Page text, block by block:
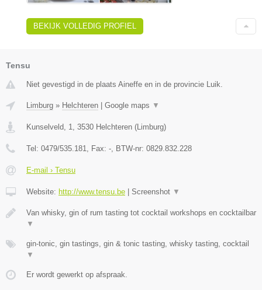
BEKIJK VOLLEDIG PROFIEL
Tensu
Niet gevestigd in de plaats Aineffe en in de provincie Luik.
Limburg » Helchteren Google maps ▼
Kunselveld, 1, 3530 Helchteren (Limburg)
Tel: 0479/535.181, Fax: -, BTW-nr: 0829.832.228
E-mail › Tensu
Website: http://www.tensu.be Screenshot ▼
Van whisky, gin of rum tasting tot cocktail workshops en cocktailbar
▼
gin-tonic, gin tastings, gin & tonic tasting, whisky tasting, cocktail
▼
Er wordt gewerkt op afspraak.